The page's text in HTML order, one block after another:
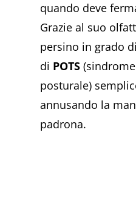
quando deve
Grazie al suo
persino in grado
di POTS
posturale)
annusando la
padrona.